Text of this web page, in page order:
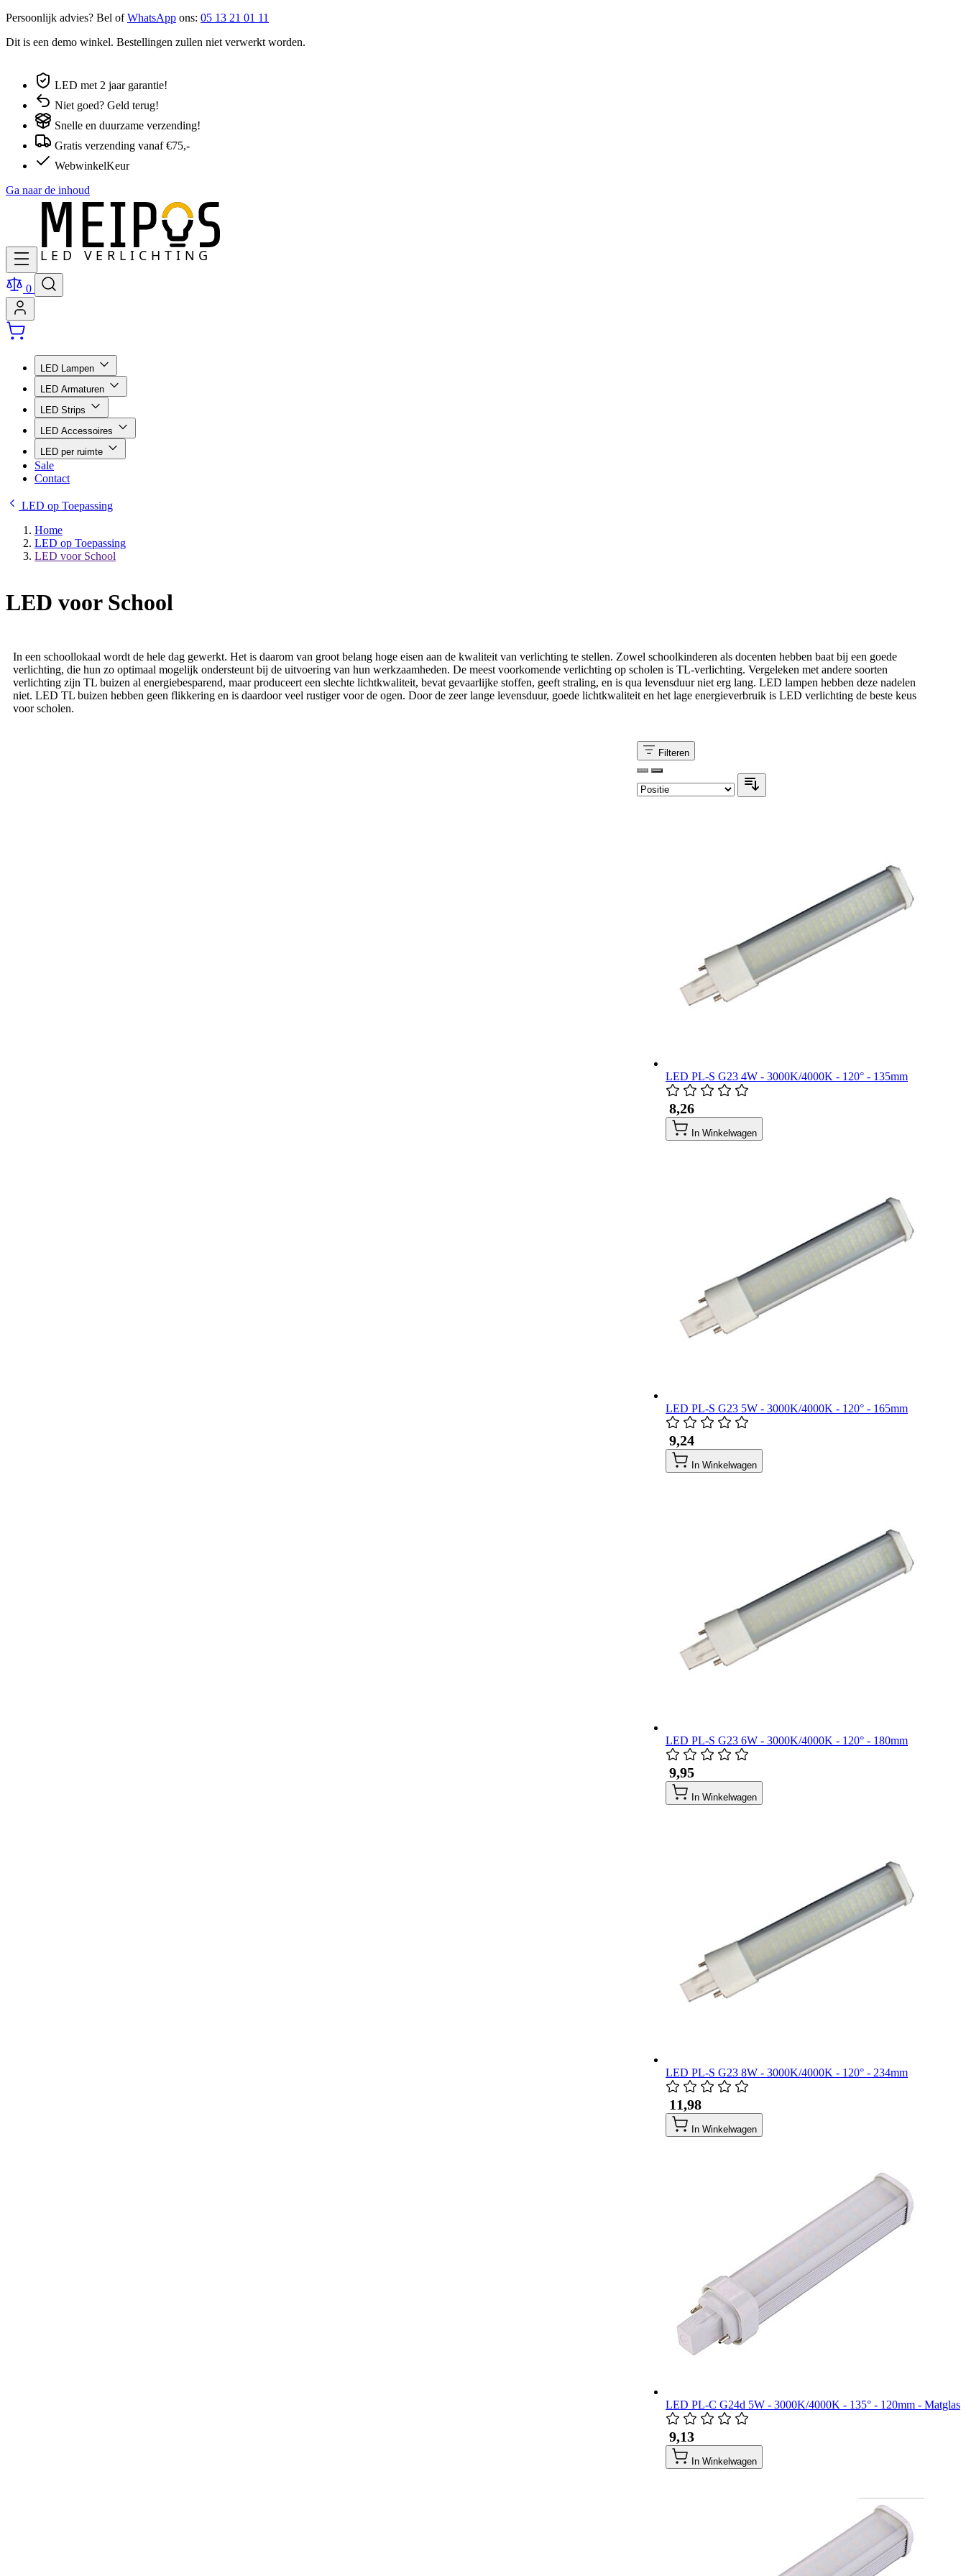
Persoonlijk advies? Bel ofWhatsApp ons: 05 13 21 01 11
Dit is een demo winkel. Bestellingen zullen niet verwerkt worden.
LED met 2 jaar garantie!
Niet goed? Geld terug!
Snelle en duurzame verzending!
Gratis verzending vanaf €75,-
WebwinkelKeur
Ga naar de inhoud
0
LED Lampen
LED Armaturen
LED Strips
LED Accessoires
LED per ruimte
Sale
Contact
LED op Toepassing
Home
LED op Toepassing
LED voor School
LED voor School
In een schoollokaal wordt de hele dag gewerkt. Het is daarom van groot belang hoge eisen aan de kwaliteit van verlichting te stellen. Zowel schoolkinderen als docenten hebben baat bij een goede
verlichting, die hun zo optimaal mogelijk ondersteunt bij de uitvoering van hun werkzaamheden. De meest voorkomende verlichting op scholen is TL-verlichting. Vergeleken met andere soorten
verlichting zijn TL buizen al energiebesparend, maar produceert een slechte lichtkwaliteit, bevat gevaarlijke stoffen, geeft straling, en is qua levensduur niet erg lang. LED lampen hebben deze nadelen
niet. LED TL buizen hebben geen flikkering en is daardoor veel rustiger voor de ogen. Door de zeer lange levensduur, goede lichtkwaliteit en het lage energieverbruik is LED verlichting de beste keus
voor scholen.
Filteren
LED PL-S G23 4W - 3000K/4000K - 120° - 135mm
​ 8,26
In Winkelwagen
LED PL-S G23 5W - 3000K/4000K - 120° - 165mm
​ 9,24
In Winkelwagen
LED PL-S G23 6W - 3000K/4000K - 120° - 180mm
​ 9,95
In Winkelwagen
LED PL-S G23 8W - 3000K/4000K - 120° - 234mm
​ 11,98
In Winkelwagen
LED PL-C G24d 5W - 3000K/4000K - 135° - 120mm - Matglas
​ 9,13
In Winkelwagen